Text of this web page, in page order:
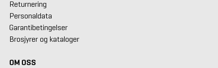
Returnering
Personaldata
Garantibetingelser
Brosjyrer og kataloger
OM OSS